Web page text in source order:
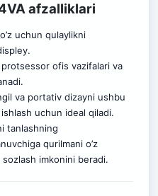
afzalliklari
uchun qulaylikni
ofis vazifalari va
va portativ dizayni ushbu
ishlash uchun ideal qiladi.
tanlashning
qurilmani o’z
imkonini beradi.